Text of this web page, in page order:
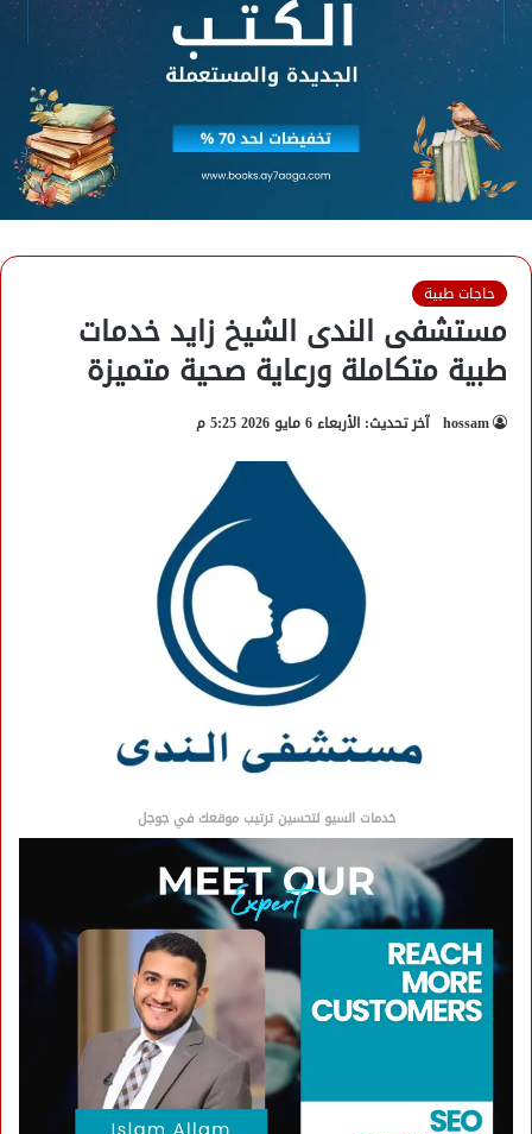
حاجات طبية
مستشفى الندى الشيخ زايد خدمات
طبية متكاملة ورعاية صحية متميزة
hossam آخر تحديث: الأربعاء 6 مايو 2026 5:25 م
خدمات السيو لتحسين ترتيب موقعك في جوجل